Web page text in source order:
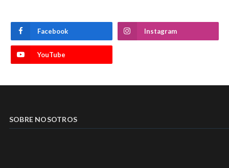
Facebook Instagram
YouTube
SOBRE NOSOTROS